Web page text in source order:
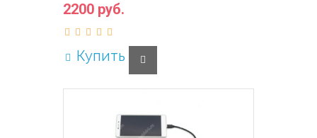
2200 руб.
Купить